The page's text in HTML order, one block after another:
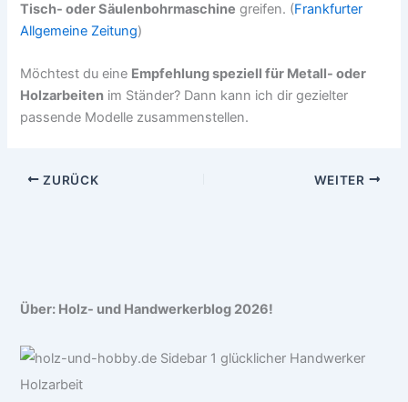
Tisch- oder Säulenbohrmaschine greifen. (Frankfurter
Allgemeine Zeitung)
Möchtest du eine Empfehlung speziell für Metall- oder
Holzarbeiten im Ständer? Dann kann ich dir gezielter
passende Modelle zusammenstellen.
ZURÜCK WEITER
Über: Holz- und Handwerkerblog 2026!